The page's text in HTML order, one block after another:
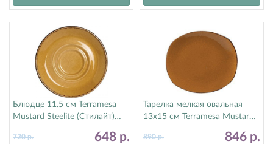
Блюдце 11.5 см Terramesa
Mustard Steelite (Стилайт)
648 р.
720р.
Тарелка мелкая овальная
13х15 см Terramesa Mustard
846 р.
890р.